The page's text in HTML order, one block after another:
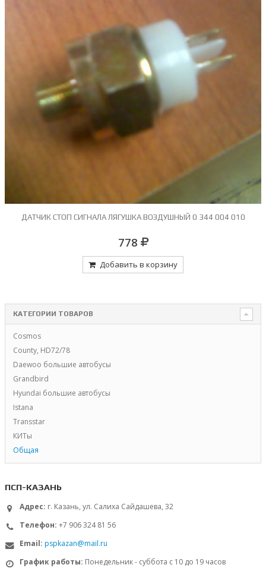
ДАТЧИК СТОП СИГНАЛА ЛЯГУШКА ВОЗДУШНЫЙ 0 344 004 010
778
Добавить в корзину
КАТЕГОРИИ ТОВАРОВ
Cosmos
County, HD72/78
Daewoo большие автобусы
Grandbird
Hyundai большие автобусы
Istana
Transstar
КИТы
Общая
ПСП-КАЗАНЬ
Адрес: г. Казань, ул. Салиха Сайдашева, 32
Телефон: +7 906 324 81 56
Email: pspkazan@mail.ru
График работы: Понедельник - суббота с 10 до 19 часов